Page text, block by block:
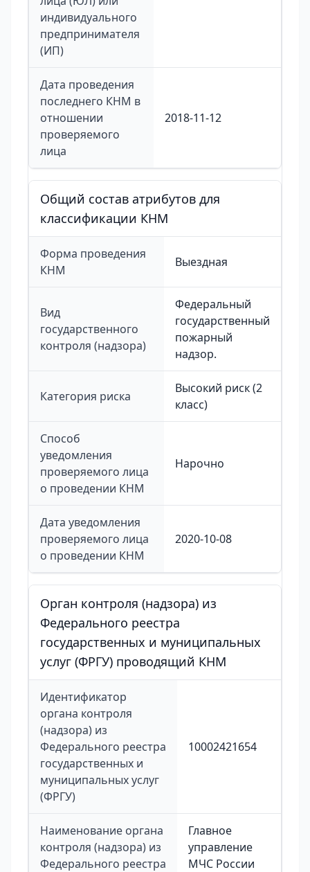
индивидуального
предпринимателя
(ИП)
Дата проведения
последнего КНМ в
отношении
проверяемого
лица
2018-11-12
Общий состав атрибутов для
классификации КНМ
Форма проведения
КНМ
Выездная
Вид
государственного
контроля (надзора)
Федеральный
государственный
пожарный
надзор.
Категория риска
Высокий риск (2
класс)
Способ
уведомления
проверяемого лица
о проведении КНМ
Нарочно
Дата уведомления
проверяемого лица
о проведении КНМ
2020-10-08
Орган контроля (надзора) из
Федерального реестра
государственных и муниципальных
услуг (ФРГУ) проводящий КНМ
Идентификатор
органа контроля
(надзора) из
Федерального реестра
государственных и
муниципальных услуг
(ФРГУ)
10002421654
Наименование органа
контроля (надзора) из
Федерального реестра
Главное
управление
МЧС России